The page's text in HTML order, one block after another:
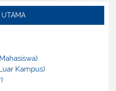
UTAMA
Kampus)